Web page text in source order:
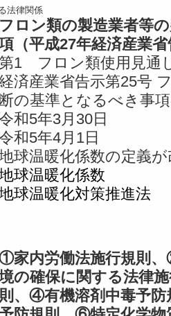
法律関係
フロン類の製造業者等
（平成27年経済産業
1 フロン類使用見通
済産業省告示第25号
断の基準となるべき事
和5年3月30日
和5年4月1日
球温暖化係数の定義
球温暖化係数
球温暖化対策推進法
家内労働法施行規則
の確保に関する法律
則、④有機溶剤中毒予